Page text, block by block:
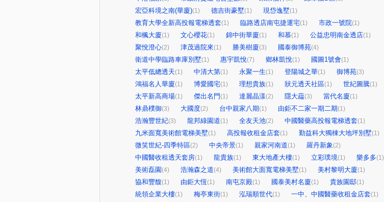
宏亞科境之南(華廈)(1) 德吉街豪墅(1) 現岱逸墅(1)
教育大學全新高投報電梯透套(1) 臨路透店南屯捷運宅(1) 市政一號院(1)
和楓大廈(1) 文心櫻花(1) 錦中街華廈(1) 和慕(1) 公益忠明南金透店(1)
聚悅澄心(2) 津茂過院來(1) 勝美樹廈(3) 國泰御博苑(4)
衛道中學臨路車庫別墅(1) 惠宇凱悅(7) 鄉林凱悅(1) 國圖1號會(1)
太平低總透天(1) 中清大第(1) 永聚一生(1) 登陽城之華(1) 御博苑(3)
鴻福名人華廈(1) 博愛國宅(1) 理想貴族(1) 狀元透天社區(1) 世紀圖騰(1)
太平新高商場(1) 傑出名門 (1) 達麗晶漾(2) 隱大藴(3) 當代名廈(1)
林鼎樸御(3) 大國度(2) 台中親家八期(1) 由鉅不二家一期二期(1)
浩瀚豐世紀(3) 龍邦綠園道(1) 全友天池(2) 中國醫藥高投報電梯透套(1)
九米面寬美術館電梯美墅(1) 高投報收租金店套(1) 勤益科大獨棟大地坪別墅(1)
微笑世紀-四季特區(2) 中央帝景(1) 親家河南道(1) 羅丹新象(2)
中國醫收租透天套房(1) 龍貴族(1) 東大地產大樓(1) 立彩璞境(1) 樂多多(1)
美術磊園 (4) 浩瀚森之道(4) 美術館大面寬電梯美墅(1) 美村黎明大廈(1)
協和豐馥(1) 由鉅大恆(1) 南屯京殿(1) 國泰美村名廈(1) 貴族園邸(1)
統領企業大樓(1) 梅亭東街(1) 泓瑞順世代(1) 一中、中國醫藥收租金店套(1)